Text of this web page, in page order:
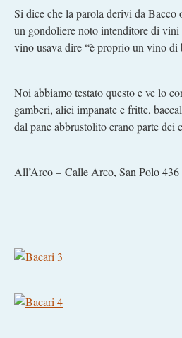
Si dice che la parola derivi da Bacco
un gondoliere noto intenditore di vini
vino usava dire “è proprio un vino di
Noi abbiamo testato questo e ve lo
gamberi, alici impanate e fritte,
dal pane abbrustolito erano parte dei
All’Arco – Calle Arco, San Polo